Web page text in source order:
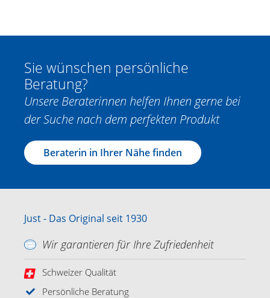
Sie wünschen persönliche
Beratung?
Unsere Beraterinnen helfen Ihnen gerne bei
der Suche nach dem perfekten Produkt
Beraterin in Ihrer Nähe finden
Just - Das Original seit 1930
Wir garantieren für Ihre Zufriedenheit
Schweizer Qualität
Persönliche Beratung